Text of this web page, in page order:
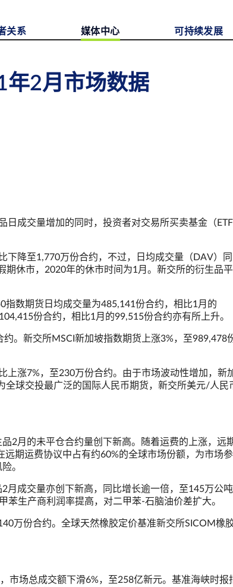
关系 媒体中心 可持续发展
年2月市场数据
成交量增加的同时，投资者对交易所买卖基金（ETF
下降至1,770万份合约，不过，日均成交量（DAV）
期休市，2020年的休市时间为1月。新交所的衍生品
数期货日均成交量为485,141份合约，相比1月的
份合约，相比1月的99,515份合约亦有所上升。
。新交所MSCI新加坡指数期货上涨3%，至989,478
上涨7%，至230万份合约。由于市场波动性增加，新
球交投最广泛的国际人民币期货，新交所美元/人民
2月的未平仓合约量创下新高。随着运费的上涨，远
期运费协议中占有约60%的全球市场份额，为市场
。
月成交量亦创下新高，同比增长逾一倍，至145万公吨
苯生产商利润率提高，对二甲苯-石脑油价差扩大。
万份合约。全球天然橡胶定价基准新交所SICOM橡
市场总成交额下滑6%，至258亿新元。基准海峡时报